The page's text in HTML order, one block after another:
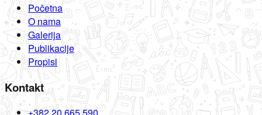
Početna
O nama
Galerija
Publikacije
Propisi
Kontakt